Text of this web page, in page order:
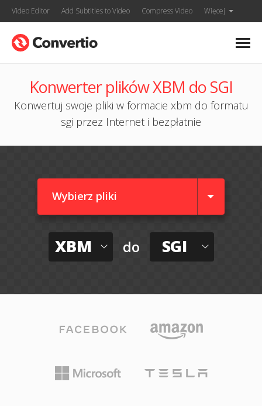
Video Editor Add Subtitles to Video Compress Video Więcej
Konwerter plików XBM do SGI
Konwertuj swoje pliki w formacie xbm do formatu
sgi przez Internet i bezpłatnie
Wybierz pliki
XBM do SGI